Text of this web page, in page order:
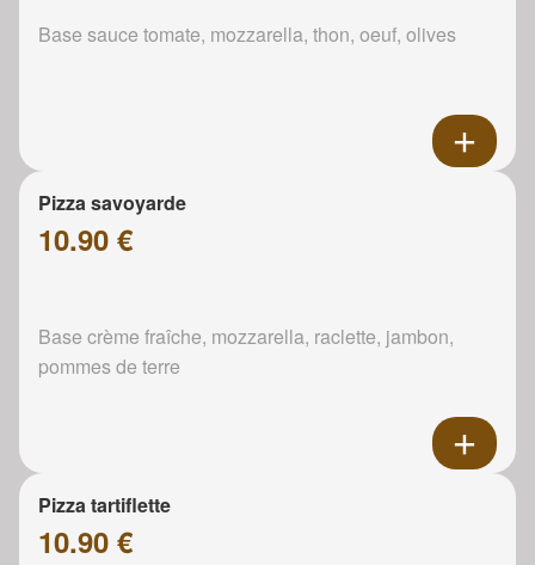
Base sauce tomate, mozzarella, thon, oeuf, olives
Pizza savoyarde
10.90 €
Base crème fraîche, mozzarella, raclette, jambon,
pommes de terre
Pizza tartiflette
10.90 €